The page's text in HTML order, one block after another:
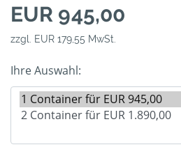
EUR 945,00
zzgl. EUR 179,55 MwSt.
Ihre Auswahl: